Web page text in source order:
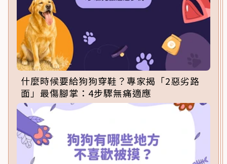
什麼時候要給狗狗穿鞋？專家揭「2惡劣路
面」最傷腳掌：4步驟無痛適應